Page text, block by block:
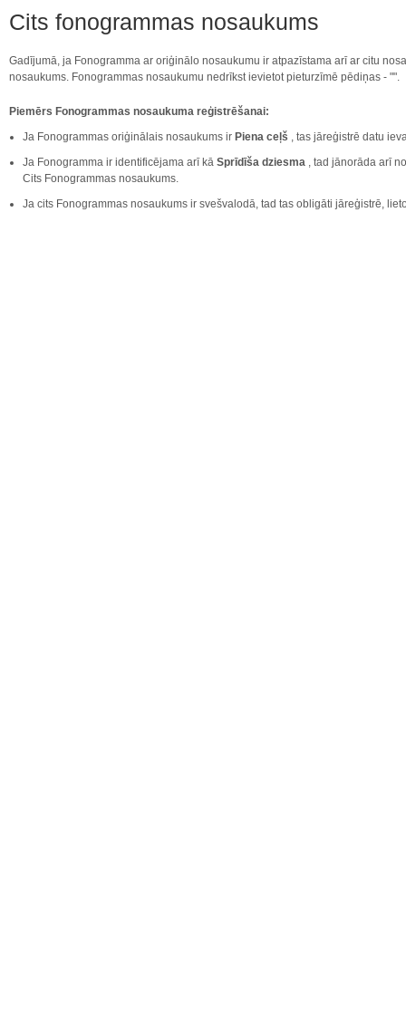
Cits fonogrammas nosaukums
Gadījumā, ja Fonogramma ar oriģinālo nosaukumu ir atpazīstama arī ar citu
nosaukums. Fonogrammas nosaukumu nedrīkst ievietot pieturzīmē pēdiņas - "".
Piemērs Fonogrammas nosaukuma reģistrēšanai:
Ja Fonogrammas oriģinālais nosaukums ir Piena ceļš , tas jāreģistrē datu
Ja Fonogramma ir identificējama arī kā Sprīdīša dziesma , tad jānorāda arī
Cits Fonogrammas nosaukums.
Ja cits Fonogrammas nosaukums ir svešvalodā, tad tas obligāti jāreģistrē,